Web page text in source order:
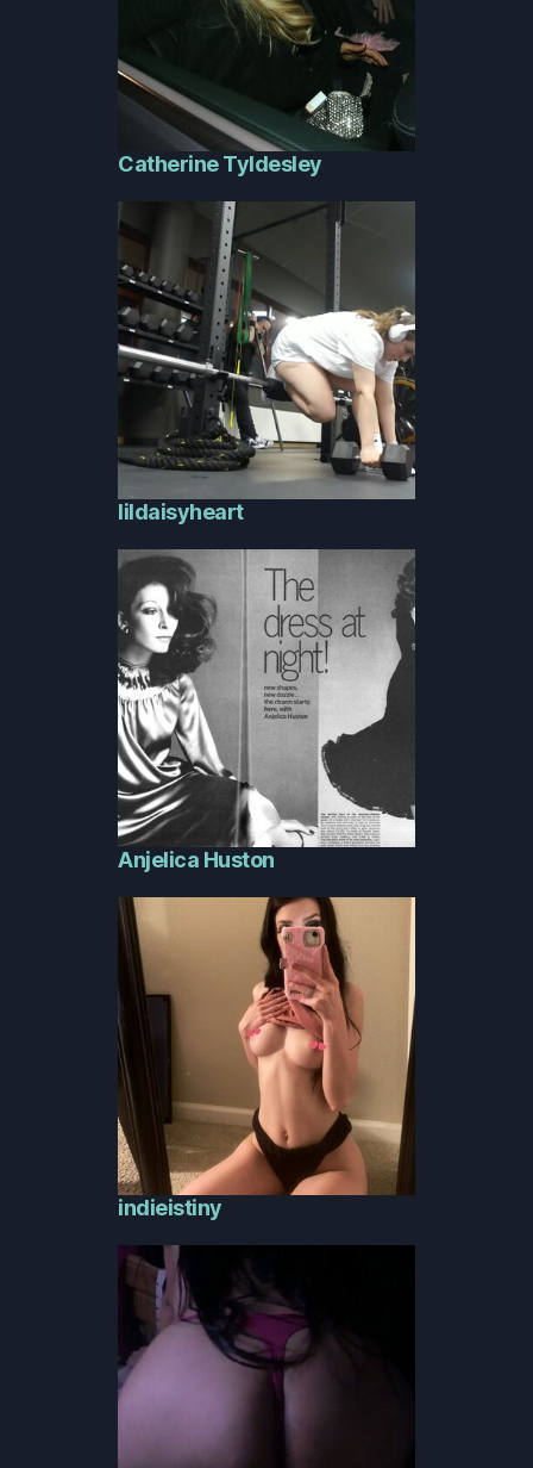
Catherine Tyldesley
lildaisyheart
Anjelica Huston
indieistiny